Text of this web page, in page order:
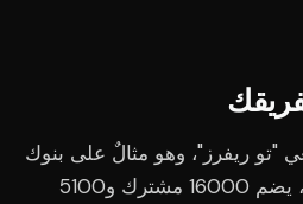
"تو ريفرز"، وهو مثالٌ على بنوك
الطعام في المدن الكبرى، يضم 16000 مشترك و5100